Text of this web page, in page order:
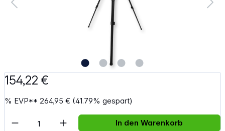
154,22 €
% EVP**264,95 € (41.79% gespart)
Artikel Anzahl: Gib den gewünschten
In den Warenkorb